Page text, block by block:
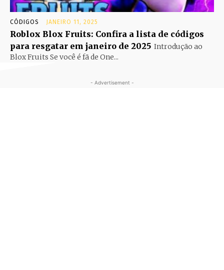
CÓDIGOS JANEIRO 11, 2025
Roblox Blox Fruits: Confira a lista de códigos
para resgatar em janeiro de 2025 Introdução ao
Blox Fruits Se você é fã de One...
- Advertisement -